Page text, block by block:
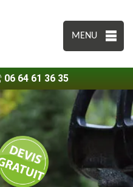
MENU
06 64 61 36 35